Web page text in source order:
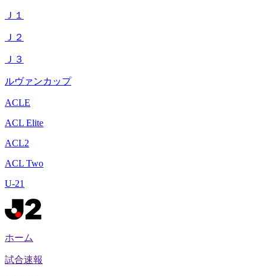
Ｊ１
Ｊ２
Ｊ３
ルヴァンカップ
ACLE
ACL Elite
ACL2
ACL Two
U-21
ホーム
試合速報